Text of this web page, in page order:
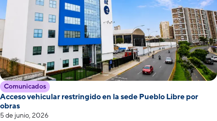
Comunicados
Acceso vehicular restringido en la sede Pueblo Libre por
obras
5 de junio, 2026